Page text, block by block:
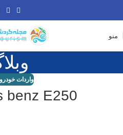
منو
واردات
benz E250